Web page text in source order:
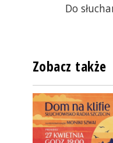
Do
Zobacz także